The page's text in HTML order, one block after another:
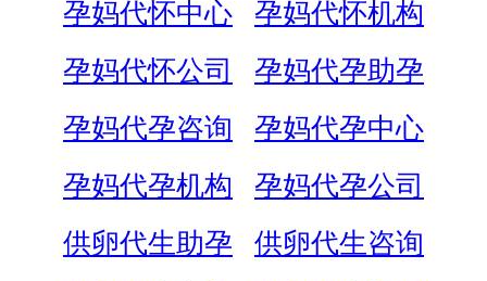
孕妈代怀中心
孕妈代怀机构
孕妈代怀公司
孕妈代孕助孕
孕妈代孕咨询
孕妈代孕中心
孕妈代孕机构
孕妈代孕公司
供卵代生助孕
供卵代生咨询